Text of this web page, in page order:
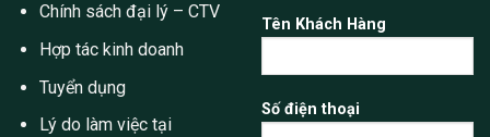
Chính sách đại lý – CTV
Hợp tác kinh doanh
Tuyển dụng
Lý do làm việc tại
Tên Khách Hàng
Số điện thoại